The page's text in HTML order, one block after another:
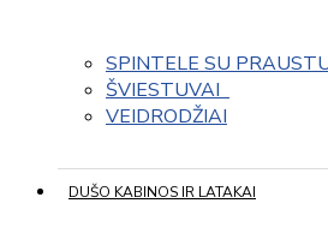
SPINTELE SU
ŠVIESTUVAI
VEIDRODŽIAI
DUŠO KABINOS IR LATAKAI